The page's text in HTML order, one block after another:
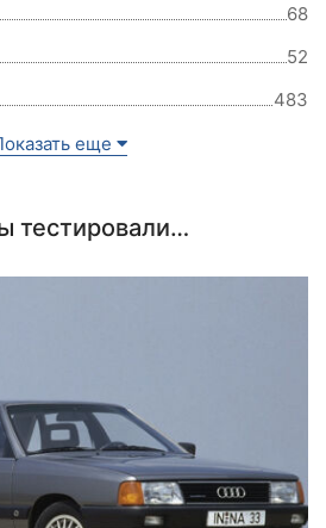
68
52
483
еще
тестировали…